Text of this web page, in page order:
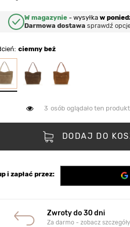
W magazynie -wysyłkaw
Darmowa dostawa sprawdź
ciemny beż
3 osób oglądało ten
DODAJ DO
i zapłać przez:
Zwroty do 30 dni
Za darmo - zobacz szczegóły